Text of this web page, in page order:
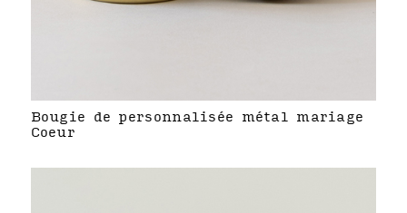
Bougie de personnalisée métal mariage
Coeur